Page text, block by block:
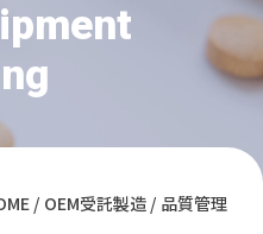
OEM受託製造 品質管理